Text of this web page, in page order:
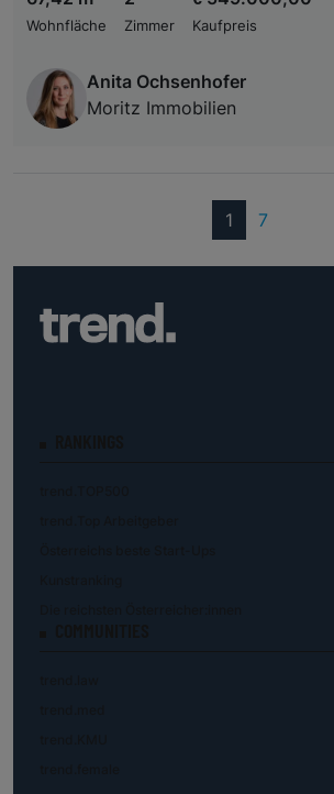
Wohnfläche
Zimmer Kaufpreis
Anita Ochsenhofer
Moritz Immobilien
1(current)
7